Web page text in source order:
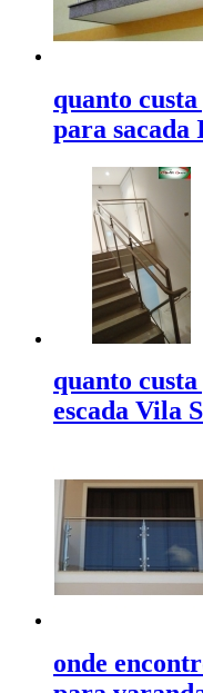
quanto
para sacada
quanto
escada Vila
onde